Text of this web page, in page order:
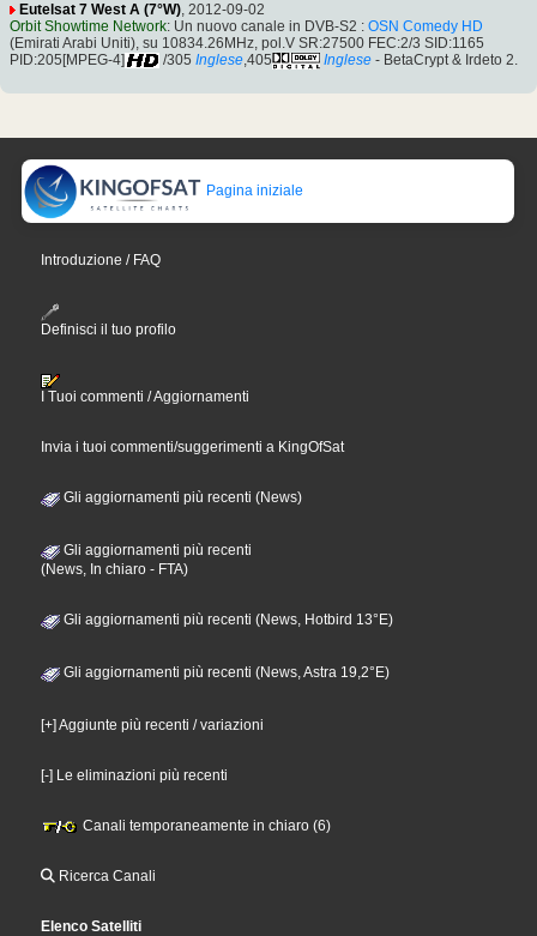
Eutelsat 7 West A (7°W), 2012-09-02
Orbit Showtime Network: Un nuovo canale in DVB-S2 : OSN Comedy HD
(Emirati Arabi Uniti), su 10834.26MHz, pol.V SR:27500 FEC:2/3 SID:1165
PID:205[MPEG-4]
/305 Inglese,405 Inglese - BetaCrypt & Irdeto 2.
Pagina iniziale
Introduzione / FAQ
Definisci il tuo profilo
I Tuoi commenti / Aggiornamenti
Invia i tuoi commenti/suggerimenti a KingOfSat
Gli aggiornamenti più recenti (News)
Gli aggiornamenti più recenti
(News, In chiaro - FTA)
Gli aggiornamenti più recenti (News, Hotbird 13°E)
Gli aggiornamenti più recenti (News, Astra 19,2°E)
[+] Aggiunte più recenti / variazioni
[-] Le eliminazioni più recenti
Canali temporaneamente in chiaro (6)
Ricerca Canali
Elenco Satelliti